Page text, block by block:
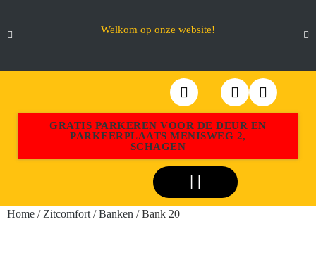
Welkom op onze website!
GRATIS PARKEREN VOOR DE DEUR EN
PARKEERPLAATS MENISWEG 2,
SCHAGEN
Home / Zitcomfort /Banken / Bank 20